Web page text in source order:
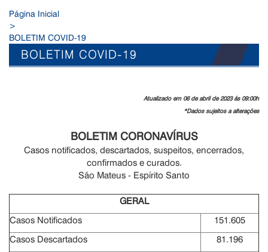
Página Inicial
>
BOLETIM COVID-19
BOLETIM COVID-19
Atualizado em 06 de abril de 2023 ás 09:00h
*Dados sujeitos a alterações
BOLETIM CORONAVÍRUS
Casos notificados, descartados, suspeitos, encerrados,
confirmados e curados.
São Mateus - Espírito Santo
GERAL
Casos Notificados
151.605
Casos Descartados
81.196